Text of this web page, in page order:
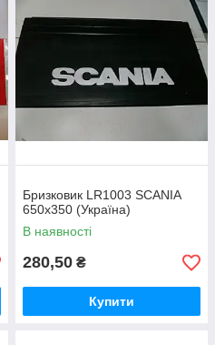
Бризковик LR1003 SCANIA
650х350 (Україна)
В наявності
280,50 ₴
Купити